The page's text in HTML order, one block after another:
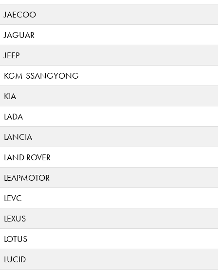
JAECOO
JAGUAR
JEEP
KGM-SSANGYONG
KIA
LADA
LANCIA
LAND ROVER
LEAPMOTOR
LEVC
LEXUS
LOTUS
LUCID